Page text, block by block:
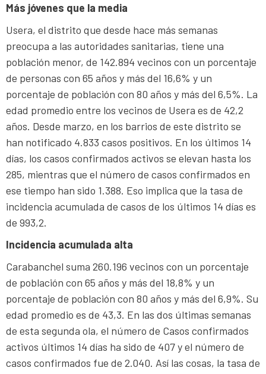
Más jóvenes que la media
Usera, el distrito que desde hace más semanas
preocupa a las autoridades sanitarias, tiene una
población menor, de 142.894 vecinos con un porcentaje
de personas con 65 años y más del 16,6% y un
porcentaje de población con 80 años y más del 6,5%. La
edad promedio entre los vecinos de Usera es de 42,2
años. Desde marzo, en los barrios de este distrito se
han notificado 4.833 casos positivos. En los últimos 14
días, los casos confirmados activos se elevan hasta los
285, mientras que el número de casos confirmados en
ese tiempo han sido 1.388. Eso implica que la tasa de
incidencia acumulada de casos de los últimos 14 días es
de 993,2.
Incidencia acumulada alta
Carabanchel suma 260.196 vecinos con un porcentaje
de población con 65 años y más del 18,8% y un
porcentaje de población con 80 años y más del 6,9%. Su
edad promedio es de 43,3. En las dos últimas semanas
de esta segunda ola, el número de Casos confirmados
activos últimos 14 días ha sido de 407 y el número de
casos confirmados fue de 2.040. Así las cosas, la tasa de